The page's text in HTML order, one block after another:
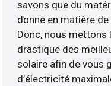
savons que du
donne en matière
Donc, nous mettons
drastique des
solaire afin de vous
d’électricité